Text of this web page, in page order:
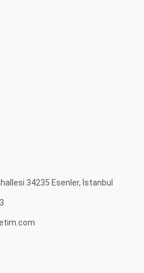
34235 Esenler, İstanbul